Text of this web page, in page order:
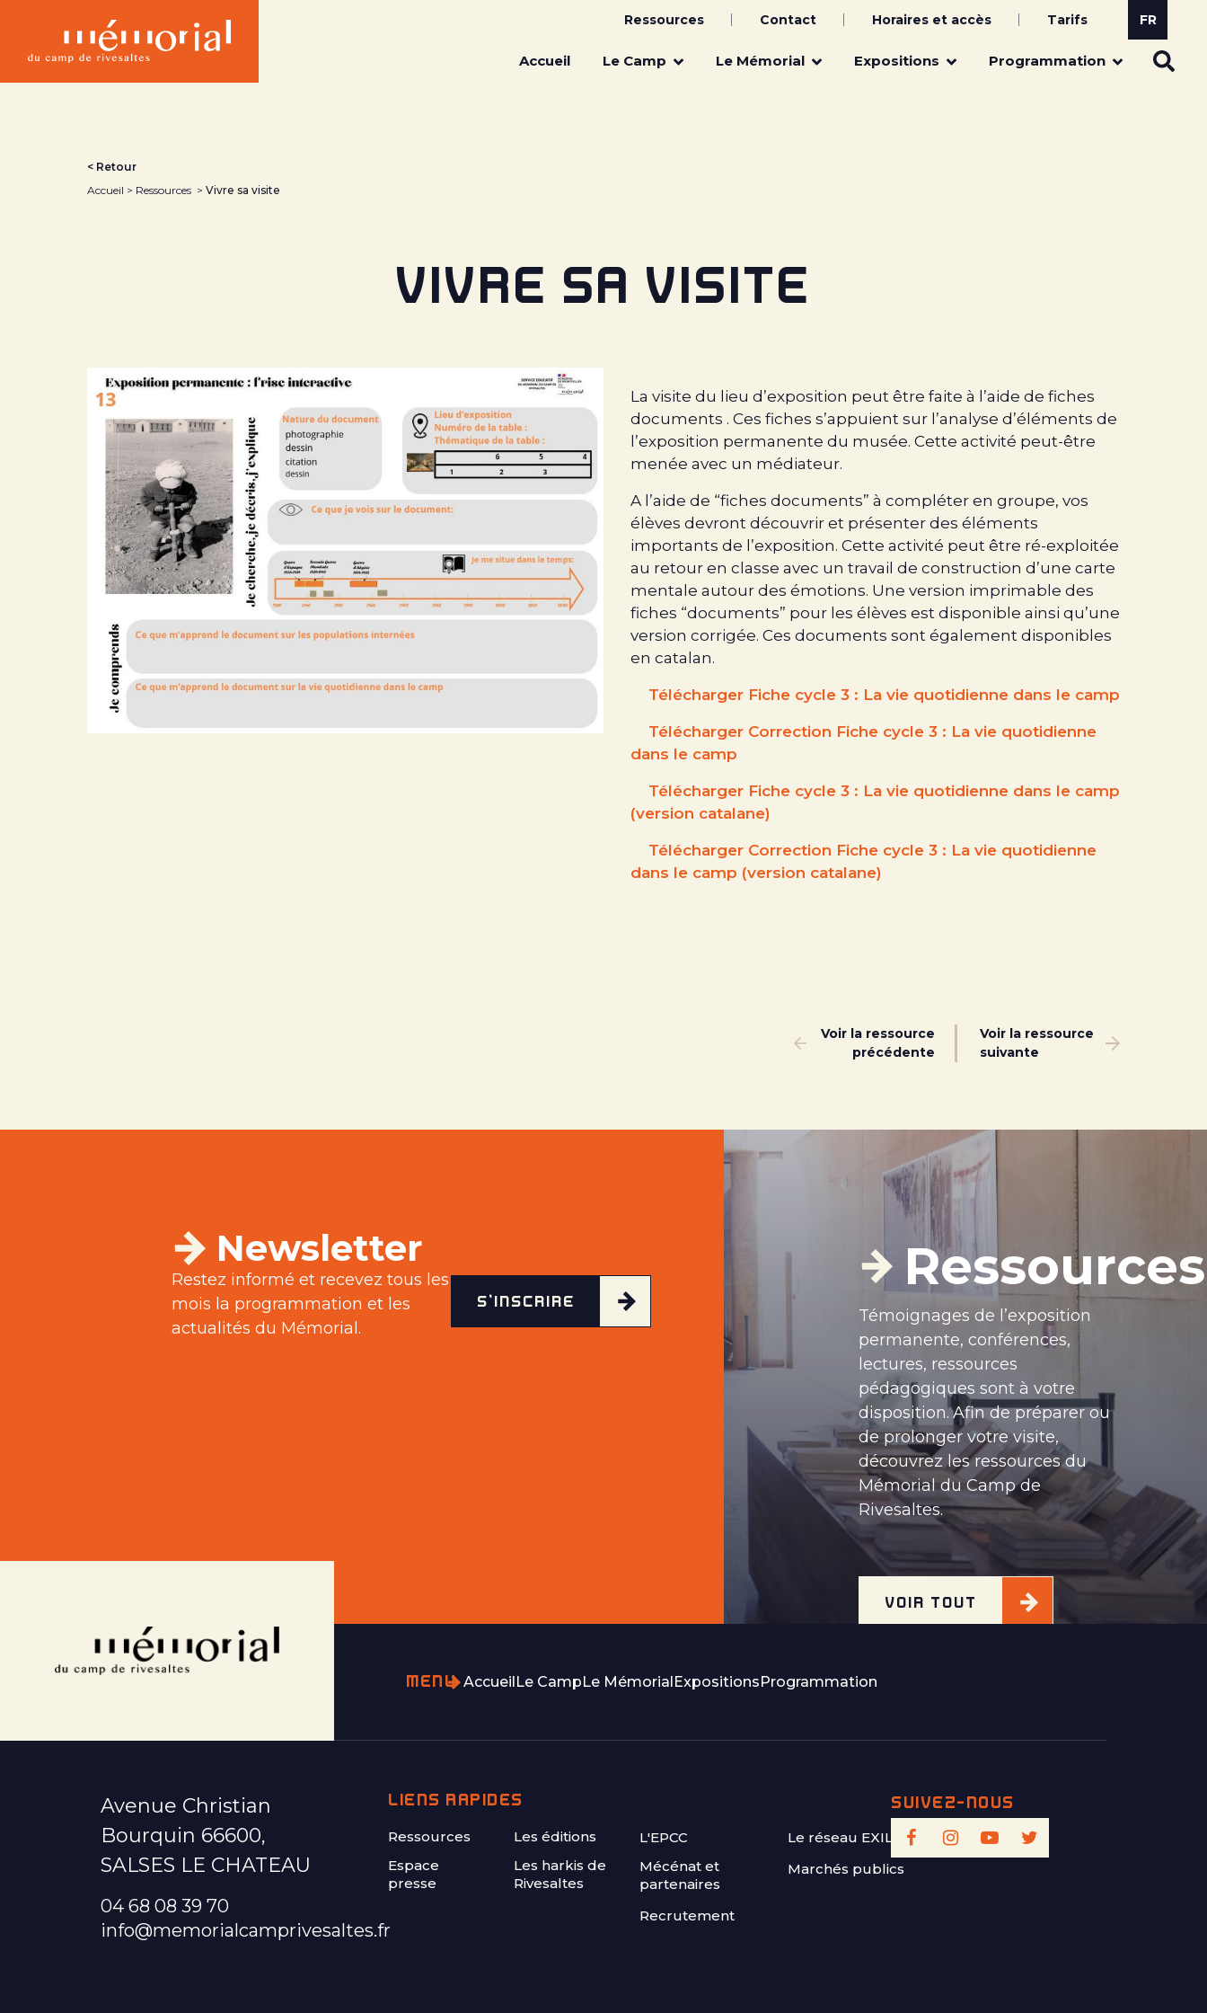
contenu
principal
Main
navigation
Ressources Contact Horaires et accès Tarifs
Accueil Le Camp Le Mémorial Expositions Programmation
< Retour
Accueil
Ressources Vivre sa visite
VIVRE SA VISITE
La visite du lieu d’exposition peut être faite à l’aide de fiches
documents . Ces fiches s’appuient sur l’analyse d’éléments de
l’exposition permanente du musée. Cette activité peut-être
menée avec un médiateur.
A l’aide de “fiches documents” à compléter en groupe, vos
élèves devront découvrir et présenter des éléments
importants de l’exposition. Cette activité peut être ré-exploitée
au retour en classe avec un travail de construction d’une carte
mentale autour des émotions. Une version imprimable des
fiches “documents” pour les élèves est disponible ainsi qu’une
version corrigée. Ces documents sont également disponibles
en catalan.
Télécharger Fiche cycle 3 : La vie quotidienne dans le camp
Télécharger Correction Fiche cycle 3 : La vie quotidienne
dans le camp
Télécharger Fiche cycle 3 : La vie quotidienne dans le camp
(version catalane)
Télécharger Correction Fiche cycle 3 : La vie quotidienne
dans le camp (version catalane)
Voir la ressource
précédente
Voir la ressource
suivante
Newsletter
Restez informé et recevez tous les
mois la programmation et les
actualités du Mémorial.
S'INSCRIRE
Ressources
Témoignages de l’exposition
permanente, conférences,
lectures, ressources
pédagogiques sont à votre
disposition.Afin de préparer ou
de prolonger votre visite,
découvrez les ressources du
Mémorial du Camp de
Rivesaltes.
VOIR TOUT
MENU AccueilLe CampLe MémorialExpositionsProgrammation
Avenue Christian
Bourquin 66600,
SALSES LE CHATEAU
04 68 08 39 70
info@memorialcamprivesaltes.fr
LIENS RAPIDES
Ressources
Les éditions
Espace
presse
Les harkis de
Rivesaltes
FOOTER
L'EPCC
Le réseau EXILIS
Mécénat et
partenaires
Marchés publics
Recrutement